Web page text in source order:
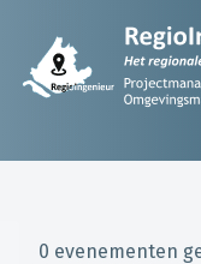
0 evenementen